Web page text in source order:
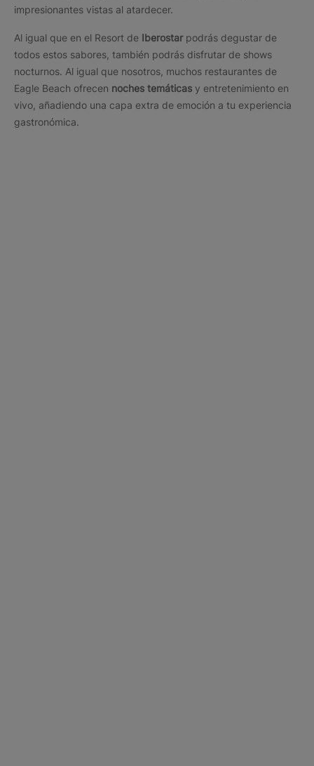
impresionantes vistas al atardecer.
Al igual que en el Resort de Iberostarpodrás degustar de
todos estos sabores, también podrás disfrutar de shows
nocturnos. Al igual que nosotros, muchos restaurantes de
Eagle Beach ofrecen noches temáticas y entretenimiento en
vivo, añadiendo una capa extra de emoción a tu experiencia
gastronómica.